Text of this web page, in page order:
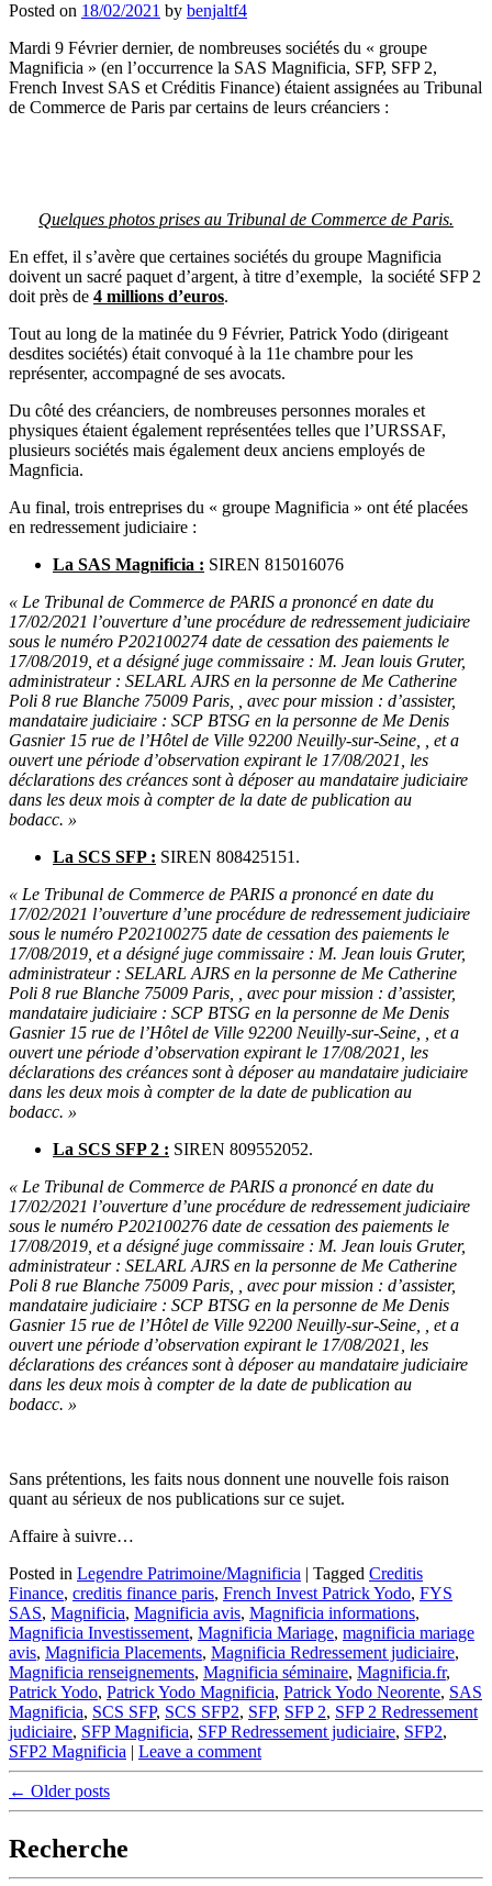
Posted on 18/02/2021 by benjaltf4
Mardi 9 Février dernier, de nombreuses sociétés du « groupe
Magnificia » (en l’occurrence la SAS Magnificia, SFP, SFP 2,
French Invest SAS et Créditis Finance) étaient assignées au Tribunal
de Commerce de Paris par certains de leurs créanciers :
Quelques photos prises au Tribunal de Commerce de Paris.
En effet, il s’avère que certaines sociétés du groupe Magnificia
doivent un sacré paquet d’argent, à titre d’exemple, la société SFP 2
doit près de 4 millions d’euros.
Tout au long de la matinée du 9 Février, Patrick Yodo (dirigeant
desdites sociétés) était convoqué à la 11e chambre pour les
représenter, accompagné de ses avocats.
Du côté des créanciers, de nombreuses personnes morales et
physiques étaient également représentées telles que l’URSSAF,
plusieurs sociétés mais également deux anciens employés de
Magnficia.
Au final, trois entreprises du « groupe Magnificia » ont été placées
en redressement judiciaire :
La SAS Magnificia : SIREN 815016076
« Le Tribunal de Commerce de PARIS a prononcé en date du
17/02/2021 l’ouverture d’une procédure de redressement judiciaire
sous le numéro P202100274 date de cessation des paiements le
17/08/2019, et a désigné juge commissaire : M. Jean louis Gruter,
administrateur : SELARL AJRS en la personne de Me Catherine
Poli 8 rue Blanche 75009 Paris, , avec pour mission : d’assister,
mandataire judiciaire : SCP BTSG en la personne de Me Denis
Gasnier 15 rue de l’Hôtel de Ville 92200 Neuilly-sur-Seine, , et a
ouvert une période d’observation expirant le 17/08/2021, les
déclarations des créances sont à déposer au mandataire judiciaire
dans les deux mois à compter de la date de publication au
bodacc. »
La SCS SFP : SIREN 808425151.
« Le Tribunal de Commerce de PARIS a prononcé en date du
17/02/2021 l’ouverture d’une procédure de redressement judiciaire
sous le numéro P202100275 date de cessation des paiements le
17/08/2019, et a désigné juge commissaire : M. Jean louis Gruter,
administrateur : SELARL AJRS en la personne de Me Catherine
Poli 8 rue Blanche 75009 Paris, , avec pour mission : d’assister,
mandataire judiciaire : SCP BTSG en la personne de Me Denis
Gasnier 15 rue de l’Hôtel de Ville 92200 Neuilly-sur-Seine, , et a
ouvert une période d’observation expirant le 17/08/2021, les
déclarations des créances sont à déposer au mandataire judiciaire
dans les deux mois à compter de la date de publication au
bodacc. »
La SCS SFP 2 : SIREN 809552052.
« Le Tribunal de Commerce de PARIS a prononcé en date du
17/02/2021 l’ouverture d’une procédure de redressement judiciaire
sous le numéro P202100276 date de cessation des paiements le
17/08/2019, et a désigné juge commissaire : M. Jean louis Gruter,
administrateur : SELARL AJRS en la personne de Me Catherine
Poli 8 rue Blanche 75009 Paris, , avec pour mission : d’assister,
mandataire judiciaire : SCP BTSG en la personne de Me Denis
Gasnier 15 rue de l’Hôtel de Ville 92200 Neuilly-sur-Seine, , et a
ouvert une période d’observation expirant le 17/08/2021, les
déclarations des créances sont à déposer au mandataire judiciaire
dans les deux mois à compter de la date de publication au
bodacc. »
Sans prétentions, les faits nous donnent une nouvelle fois raison
quant au sérieux de nos publications sur ce sujet.
Affaire à suivre…
Posted in Legendre Patrimoine/Magnificia | Tagged Creditis
Finance, creditis finance paris, French Invest Patrick Yodo, FYS
SAS, Magnificia, Magnificia avis, Magnificia informations,
Magnificia Investissement, Magnificia Mariage, magnificia mariage
avis, Magnificia Placements, Magnificia Redressement judiciaire,
Magnificia renseignements, Magnificia séminaire, Magnificia.fr,
Patrick Yodo, Patrick Yodo Magnificia, Patrick Yodo Neorente, SAS
Magnificia, SCS SFP, SCS SFP2, SFP, SFP 2, SFP 2 Redressement
judiciaire, SFP Magnificia, SFP Redressement judiciaire, SFP2,
SFP2 Magnificia | Leave a comment
Post
navigation
← Older posts
Recherche